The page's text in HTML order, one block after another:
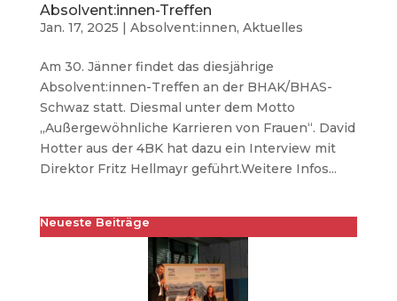
Absolvent:innen-Treffen
Jan. 17, 2025 | Absolvent:innen, Aktuelles
Am 30. Jänner findet das diesjährige
Absolvent:innen-Treffen an der BHAK/BHAS-
Schwaz statt. Diesmal unter dem Motto
„Außergewöhnliche Karrieren von Frauen“. David
Hotter aus der 4BK hat dazu ein Interview mit
Direktor Fritz Hellmayr geführt.Weitere Infos...
Neueste Beiträge